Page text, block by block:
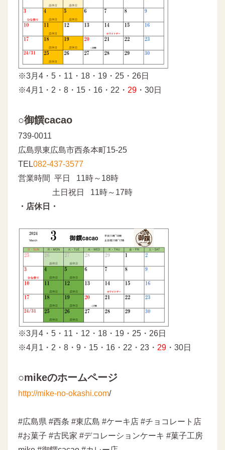
※3月4・5・11・18・19・25・26日
※4月1・2・8・15・16・22・ 29 ・30日
○御饌cacao
739-0011
広島県東広島市西条本町15-25
TEL082-437-3577
営業時間 平日 11時～18時
土日祝日 11時～17時
・店休日・
※3月4・5・11・12・18・19・25・26日
※4月1・2・8・9・15・16・22・23・ 29 ・30日
○mikeのホームページ
http://mike-no-okashi.com/
#広島県 #西条 #東広島 #ケーキ店 #チョコレート店
#お菓子 #古民家 #デコレーションケーキ #菓子工房